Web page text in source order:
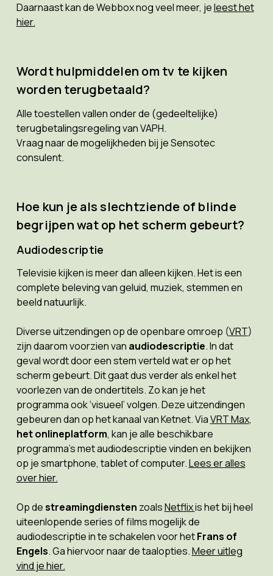
Daarnaast kan de Webbox nog veel meer, jeleest het
hier.
Wordt hulpmiddelen om tv te kijken
worden terugbetaald?
Alle toestellen vallen onder de (gedeeltelijke)
terugbetalingsregeling van VAPH.
Vraag naar de mogelijkheden bij je Sensotec
consulent.
Hoe kun je als slechtziende of blinde
begrijpen wat op het scherm gebeurt?
Audiodescriptie
Televisie kijken is meer dan alleen kijken. Het is een
complete beleving van geluid, muziek, stemmen en
beeld natuurlijk.
Diverse uitzendingen op de openbare omroep (VRT)
zijn daarom voorzien van audiodescriptie. In dat
geval wordt door een stem verteld wat er op het
scherm gebeurt. Dit gaat dus verder als enkel het
voorlezen van de ondertitels. Zo kan je het
programma ook ‘visueel’ volgen. Deze uitzendingen
gebeuren dan op het kanaal van Ketnet. ViaVRT Max,
het onlineplatform, kan je alle beschikbare
programma’s met audiodescriptie vinden en bekijken
op je smartphone, tablet of computer.Lees er alles
over hier.
Op destreamingdiensten zoalsNetflixis het bij heel
uiteenlopende series of films mogelijk de
audiodescriptie in te schakelen voor hetFrans of
Engels. Ga hiervoor naar de taalopties.Meer uitleg
vind je hier.